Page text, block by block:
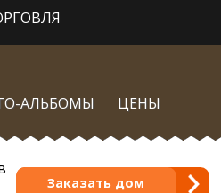
АЛЬБОМЫ ЦЕНЫ
Заказать дом